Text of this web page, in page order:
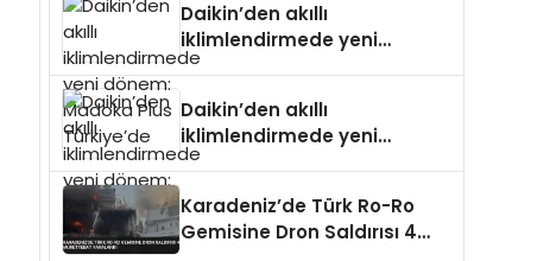
Daikin’den akıllı
iklimlendirmede yeni
dönem: Madoka Plus
Daikin’den akıllı
iklimlendirmede yeni
dönem: Madoka Plus
Karadeniz’de Türk Ro-Ro
Gemisine Dron Saldırısı 4